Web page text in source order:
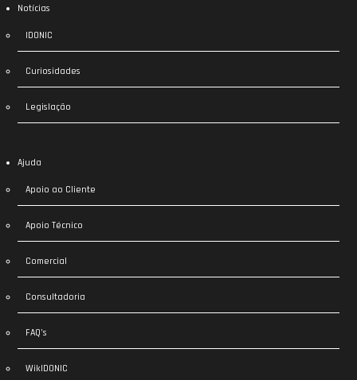
Notícias
IDONIC
Curiosidades
Legislação
Ajuda
Apoio ao Cliente
Apoio Técnico
Comercial
Consultadoria
FAQ’s
WikIDONIC